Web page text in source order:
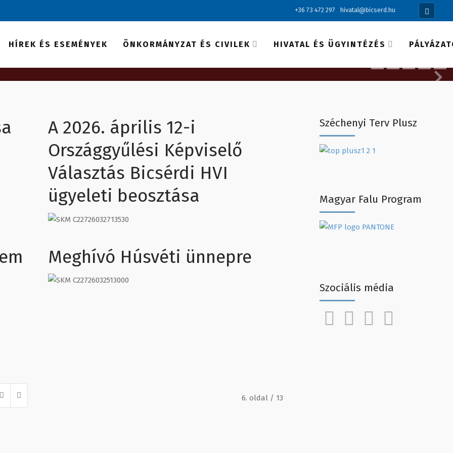
+36 73 472 297 hivatal@bicserd.hu
HÍREK ÉS ESEMÉNYEK ÖNKORMÁNYZAT ÉS CIVILEK HIVATAL ÉS ÜGYINTÉZÉS
Széchenyi Terv Plusz
Magyar Falu Program
Szociális média
A 2026. április 12-i
Országgyűlési Képviselő
Választás Bicsérdi HVI
ügyeleti beosztása
Meghívó Húsvéti ünnepre
6. oldal / 13